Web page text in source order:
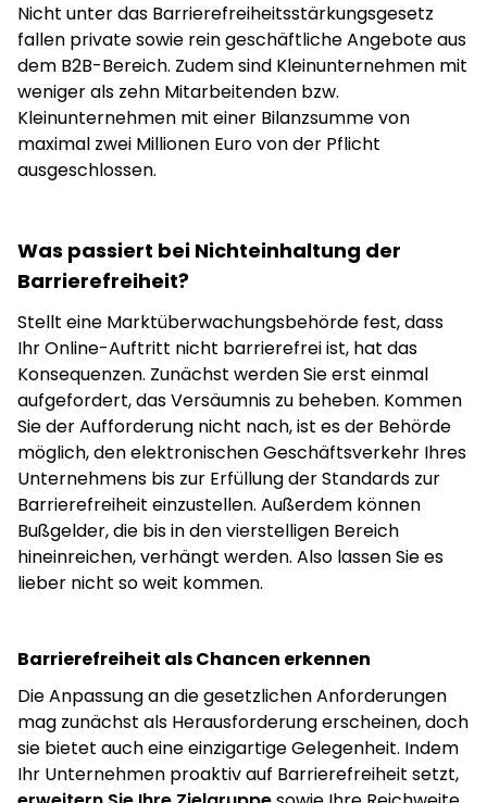
Nicht unter das Barrierefreiheitsstärkungsgesetz
fallen private sowie rein geschäftliche Angebote aus
dem B2B-Bereich. Zudem sind Kleinunternehmen mit
weniger als zehn Mitarbeitenden bzw.
Kleinunternehmen mit einer Bilanzsumme von
maximal zwei Millionen Euro von der Pflicht
ausgeschlossen.
Was passiert bei Nichteinhaltung der
Barrierefreiheit?
Stellt eine Marktüberwachungsbehörde fest, dass
Ihr Online-Auftritt nicht barrierefrei ist, hat das
Konsequenzen. Zunächst werden Sie erst einmal
aufgefordert, das Versäumnis zu beheben. Kommen
Sie der Aufforderung nicht nach, ist es der Behörde
möglich, den elektronischen Geschäftsverkehr Ihres
Unternehmens bis zur Erfüllung der Standards zur
Barrierefreiheit einzustellen. Außerdem können
Bußgelder, die bis in den vierstelligen Bereich
hineinreichen, verhängt werden. Also lassen Sie es
lieber nicht so weit kommen.
Barrierefreiheit als Chancen erkennen
Die Anpassung an die gesetzlichen Anforderungen
mag zunächst als Herausforderung erscheinen, doch
sie bietet auch eine einzigartige Gelegenheit. Indem
Ihr Unternehmen proaktiv auf Barrierefreiheit setzt,